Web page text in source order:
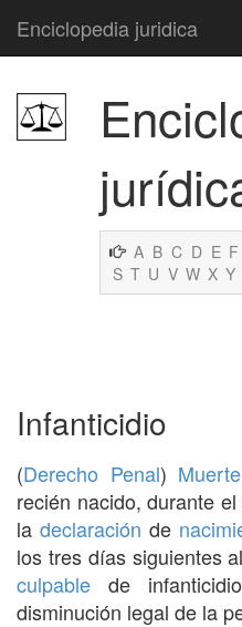
Enciclopedia juridica
A B C D E F
S T U V W X Y
Infanticidio
(Derecho Penal) Muerte
recién nacido, durante
la declaración de
los tres días siguientes
culpable de
disminución legal de la